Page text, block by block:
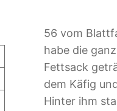
56 vom
habe die
Fettsack
dem Käfig
Hinter ihm